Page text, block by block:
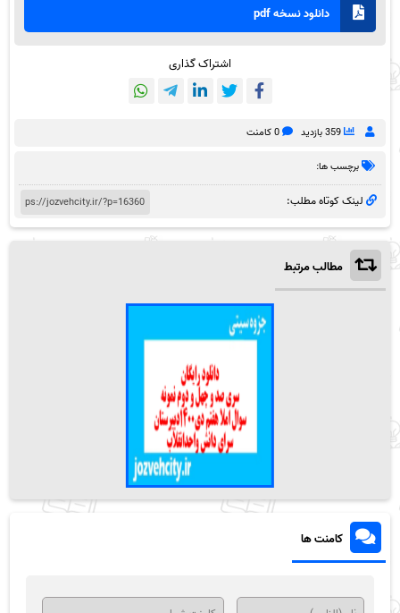
دانلود نسخه pdf
اشتراک گذاری
359 بازدید 0 کامنت
برچسب ها:
لینک کوتاه مطلب:
مطالب مرتبط
کامنت ها